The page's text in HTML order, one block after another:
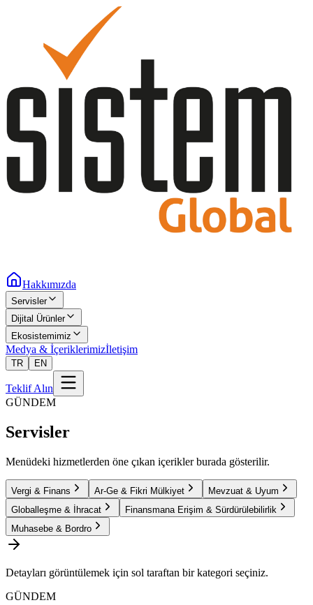
Hakkımızda
Servisler
Dijital Ürünler
Ekosistemimiz
Medya & İçeriklerimizİletişim
TR EN
Teklif Alın
GÜNDEM
Servisler
Menüdeki hizmetlerden öne çıkan içerikler burada gösterilir.
Vergi & Finans Ar-Ge & Fikri Mülkiyet
Mevzuat & Uyum
Globalleşme & İhracat
Finansmana Erişim & Sürdürülebilirlik
Muhasebe & Bordro
Detayları görüntülemek için sol taraftan bir kategori seçiniz.
GÜNDEM